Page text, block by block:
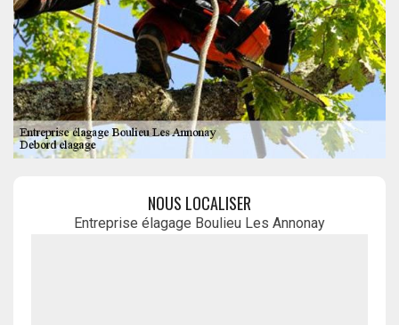
NOUS LOCALISER
Entreprise élagage Boulieu Les Annonay